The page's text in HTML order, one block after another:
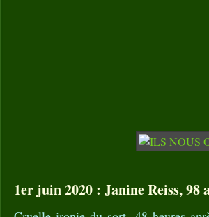
1er juin 2020 : Janine Reiss, 98